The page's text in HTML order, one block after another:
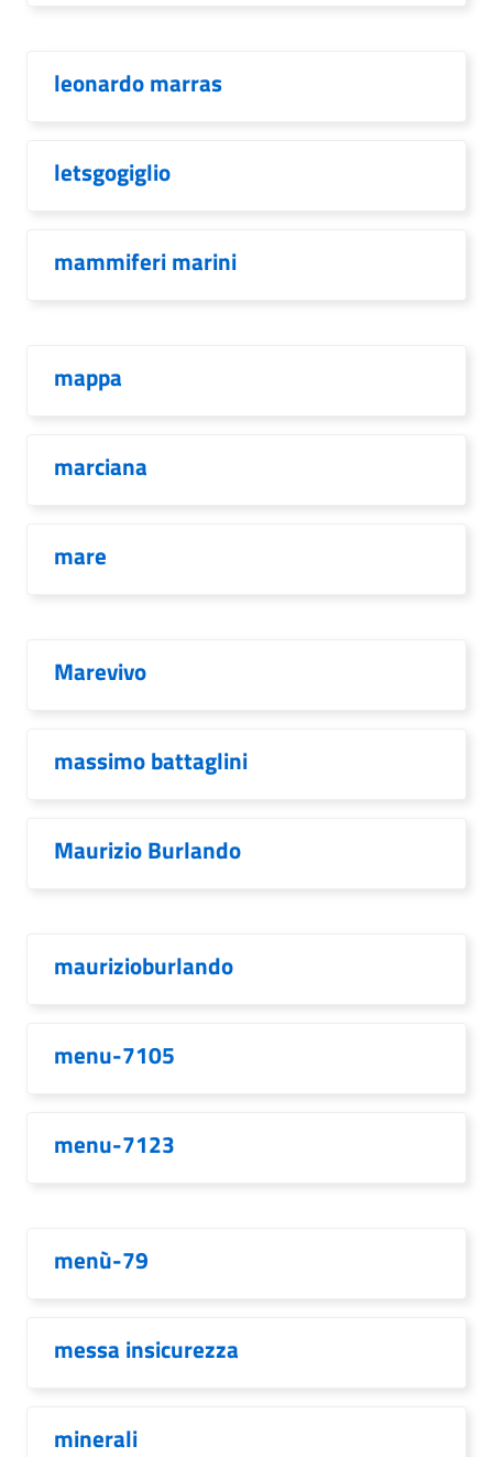
leonardo marras
letsgogiglio
mammiferi marini
mappa
marciana
mare
Marevivo
massimo battaglini
Maurizio Burlando
maurizioburlando
menu-7105
menu-7123
menù-79
messa insicurezza
minerali